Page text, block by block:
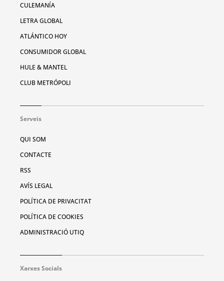
CULEMANÍA
LETRA GLOBAL
ATLÁNTICO HOY
CONSUMIDOR GLOBAL
HULE & MANTEL
CLUB METRÓPOLI
Serveis
QUI SOM
CONTACTE
RSS
AVÍS LEGAL
POLÍTICA DE PRIVACITAT
POLÍTICA DE COOKIES
ADMINISTRACIÓ UTIQ
Xarxes Socials